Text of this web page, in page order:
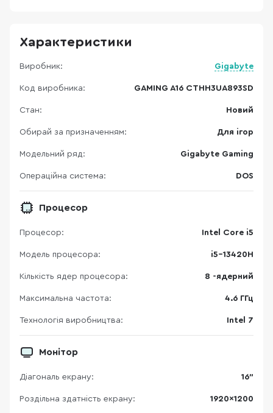
Характеристики
Виробник: Gigabyte
Код виробника: GAMING A16 CTHH3UA893SD
Стан: Новий
Обирай за призначенням: Для ігор
Модельний ряд: Gigabyte Gaming
Операційна система: DOS
Процесор
Процесор: Intel Core i5
Модель процесора: i5-13420H
Кількість ядер процесора: 8 -ядерний
Максимальна частота: 4.6 ГГц
Технологія виробництва: Intel 7
Монітор
Діагональ екрану: 16"
Роздільна здатність екрану: 1920×1200